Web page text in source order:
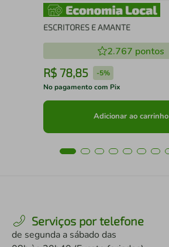
ESCRITORES E AMANTE
2.767 pontos
R$ 78,85 -5%
No pagamento com Pix
Adicionar ao carrinho
Serviços por telefone
de segunda a sábado das